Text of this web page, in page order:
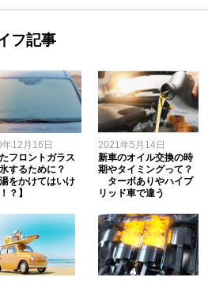
フ記事
年12月16日
フロントガラス
するために？
湯をかけてはいけ
？】
2021年5月14日
新車のオイル交換の時
期やタイミングって？
ターボありやハイブ
リッド車で違う